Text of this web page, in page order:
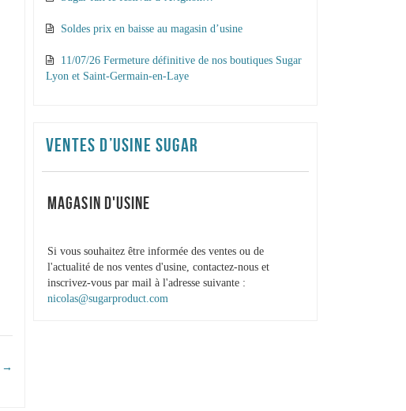
→
Soldes prix en baisse au magasin d’usine
11/07/26 Fermeture définitive de nos boutiques Sugar
Lyon et Saint-Germain-en-Laye
VENTES D’USINE SUGAR
MAGASIN D'USINE
Si vous souhaitez être informée des ventes ou de
l'actualité de nos ventes d'usine, contactez-nous et
inscrivez-vous par mail à l'adresse suivante :
nicolas@sugarproduct.com